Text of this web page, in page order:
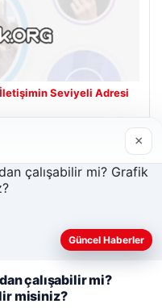
Seviyeli Adresi
iyi anlayabilmek,
×
Güncel Haberler
çalışabilir mi?
misiniz?